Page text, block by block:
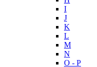
I
J
K
L
M
N
O - P